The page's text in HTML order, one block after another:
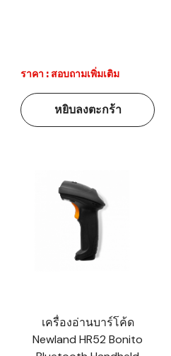
ราคา : สอบถามเพิ่มเติม
หยิบลงตะกร้า
เครื่องอ่านบาร์โค้ด
Newland HR52 Bonito